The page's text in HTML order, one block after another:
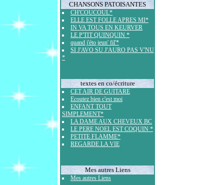
CHANSONS PATOISANTES
CH'COUCOUL*
ELLE EST FOLLE APRES MI*
IN VA TOUS EN KEURVER
LE P'TIT QUINQUIN *
quand j'éto jeun' fil'*
SI J'AVO SU J'AURO PAS V'NU
*
textes en co/écriture
CET AIR DE GUITARE
Ecoutez bien c'est moi
ENFANT TOUT
SIMPLEMENT*
LA DAME AUX CHEVEUX BC
LE PERE NOEL EST COQUIN *
PETITE FLAMME*
REGARDE LA VIE
Mes autres Liens
Mes autres Liens